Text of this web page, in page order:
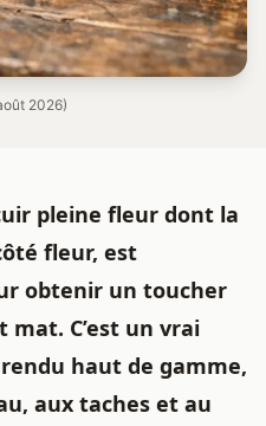
2026)
pleine fleur dont la
fleur, est
obtenir un toucher
C’est un vrai
haut de gamme,
aux taches et au